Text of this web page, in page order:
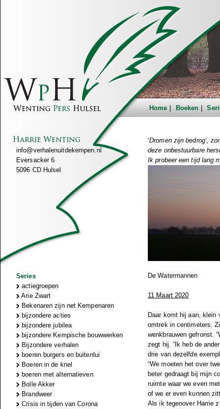
Home Boeken
info@verhalenuitdekempen.nl
Eversacker 6
5096 CD Hulsel
Series
actiegroepen
Arie Zwart
Bekenaren zijn net Kempenaren
bijzondere acties
bijzondere jubilea
bijzondere Kempische bouwwerken
Bijzondere verhalen
boeren burgers en buitenlui
Boeren in de knel
boeren met alternatieven
Bolle Akker
Brandweer
Crisis in tijden van Corona
‘Dromen zijn bedrog’,
deze onbestuurbare
Ik probeer een tijd lang
De Watermannen
11 Maart 2020
Daar komt hij aan,
omtrek in centimeters.
wenkbrauwen gefronst.
zegt hij. “Ik heb de
drie van dezelfde
“We moeten het over
beter gedraagt bij mijn
ruimte waar we even
of we er even kunnen
Als ik tegenover Harrie